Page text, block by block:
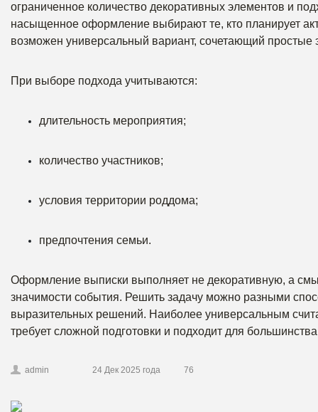
ограниченное количество декоративных элементов и
насыщенное оформление выбирают те, кто планирует
возможен универсальный вариант, сочетающий
При выборе подхода учитываются:
длительность мероприятия;
количество участников;
условия территории роддома;
предпочтения семьи.
Оформление выписки выполняет не декоративную, а
значимости события. Решить задачу можно разными
выразительных решений. Наиболее универсальным
требует сложной подготовки и подходит для
admin 24 Дек 2025 года 76